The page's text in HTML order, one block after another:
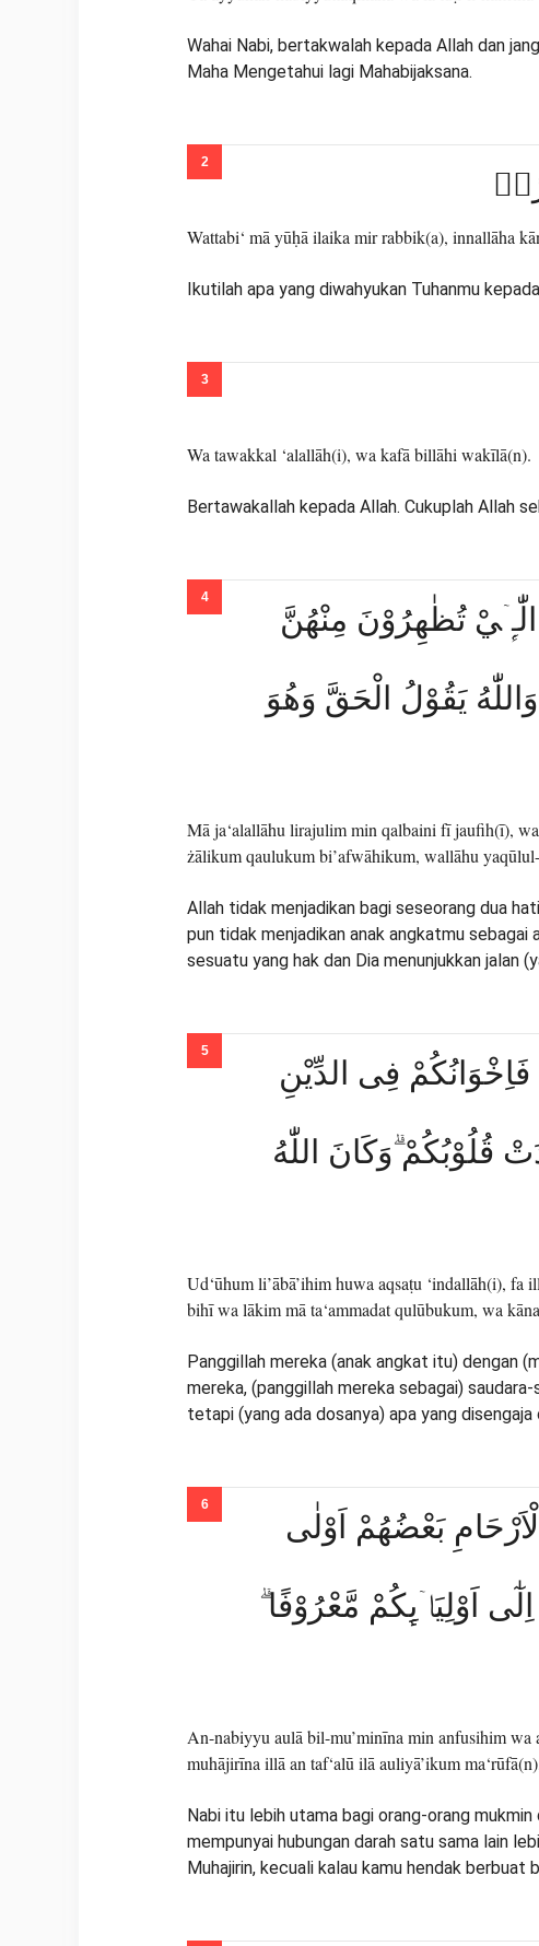
Wahai Nabi, bertakwalah kepada Allah dan
Maha Mengetahui lagi Mahabijaksana.
Wattabi‘ mā yūḥā ilaika mir rabbik(a), innallāha
Ikutilah apa yang diwahyukan Tuhanmu
Wa tawakkal ‘alallāh(i), wa kafā billāhi wakīlā(n).
Bertawakallah kepada Allah. Cukuplah Allah
تُظٰهِرُوْنَ مِنْهُنَّ
يَقُوْلُ الْحَقَّ وَهُوَ
Mā ja‘alallāhu lirajulim min qalbaini fī jaufih(ī), wa
żālikum qaulukum bi’afwāhikum, wallāhu
Allah tidak menjadikan bagi seseorang dua
pun tidak menjadikan anak angkatmu sebagai
sesuatu yang hak dan Dia menunjukkan jalan
فَاِخْوَانُكُمْ فِى الدِّيْنِ
قُلُوْبُكُمْ ۗوَكَانَ اللّٰهُ
Ud‘ūhum li’ābā’ihim huwa aqsaṭu ‘indallāh(i),
bihī wa lākim mā ta‘ammadat qulūbukum, wa
Panggillah mereka (anak angkat itu) dengan
mereka, (panggillah mereka sebagai)
tetapi (yang ada dosanya) apa yang
بَعْضُهُمْ اَوْلٰى
اَوْلِيَاۤىِٕكُمْ مَّعْرُوْفًا
An-nabiyyu aulā bil-mu’minīna min anfusihim
muhājirīna illā an taf‘alū ilā auliyā’ikum
Nabi itu lebih utama bagi orang-orang
mempunyai hubungan darah satu sama lain
Muhajirin, kecuali kalau kamu hendak